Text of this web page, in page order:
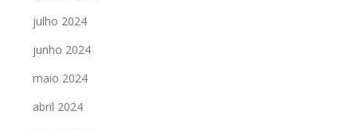
julho 2024
junho 2024
maio 2024
abril 2024